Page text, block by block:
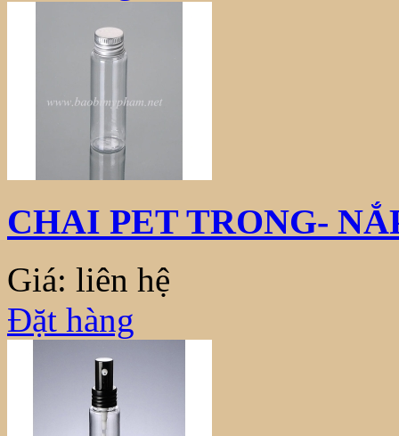
CHAI PET TRONG-
Giá: liên hệ
Đặt hàng